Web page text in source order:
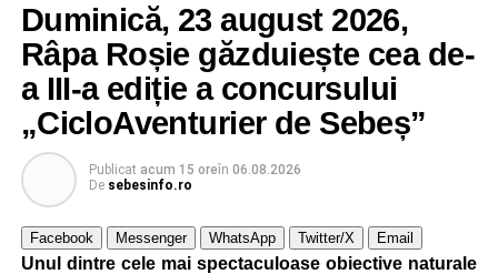
Duminică, 23 august 2026,
Râpa Roșie găzduiește cea de-
a III-a ediție a concursului
„CicloAventurier de Sebeș”
Publicat acum 15 oreîn 06.08.2026
De sebesinfo.ro
Facebook Messenger WhatsApp Twitter/X Email
Unul dintre cele mai spectaculoase obiective naturale